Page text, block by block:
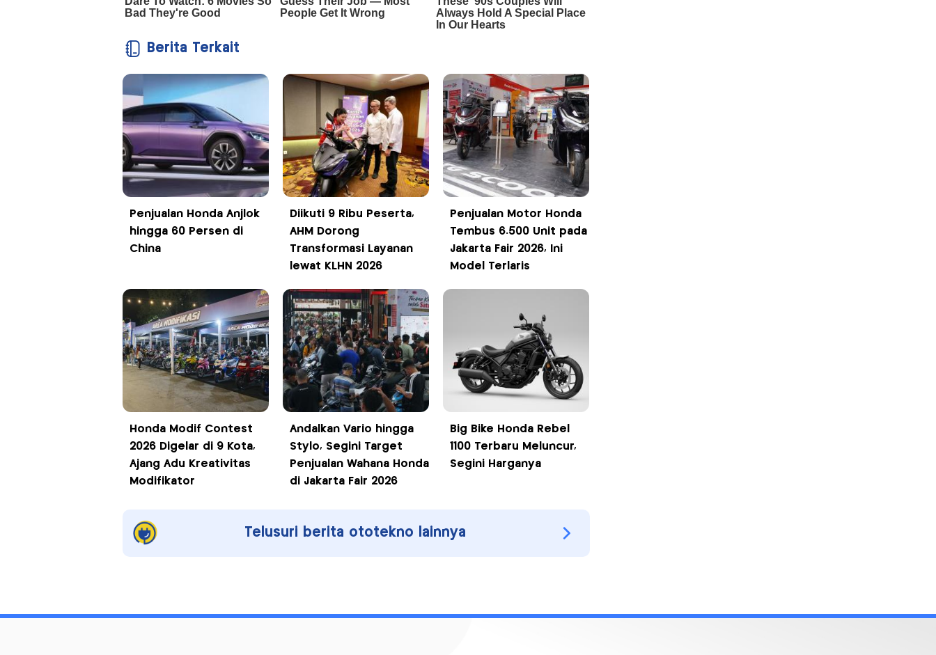
Berita Terkait
Penjualan Honda Anjlok
hingga 60 Persen di
China
Diikuti 9 Ribu Peserta,
AHM Dorong
Transformasi Layanan
lewat KLHN 2026
Penjualan Motor Honda
Tembus 6.500 Unit pada
Jakarta Fair 2026, Ini
Model Terlaris
Honda Modif Contest
2026 Digelar di 9 Kota,
Ajang Adu Kreativitas
Modifikator
Andalkan Vario hingga
Stylo, Segini Target
Penjualan Wahana Honda
di Jakarta Fair 2026
Big Bike Honda Rebel
1100 Terbaru Meluncur,
Segini Harganya
Telusuri berita ototekno lainnya